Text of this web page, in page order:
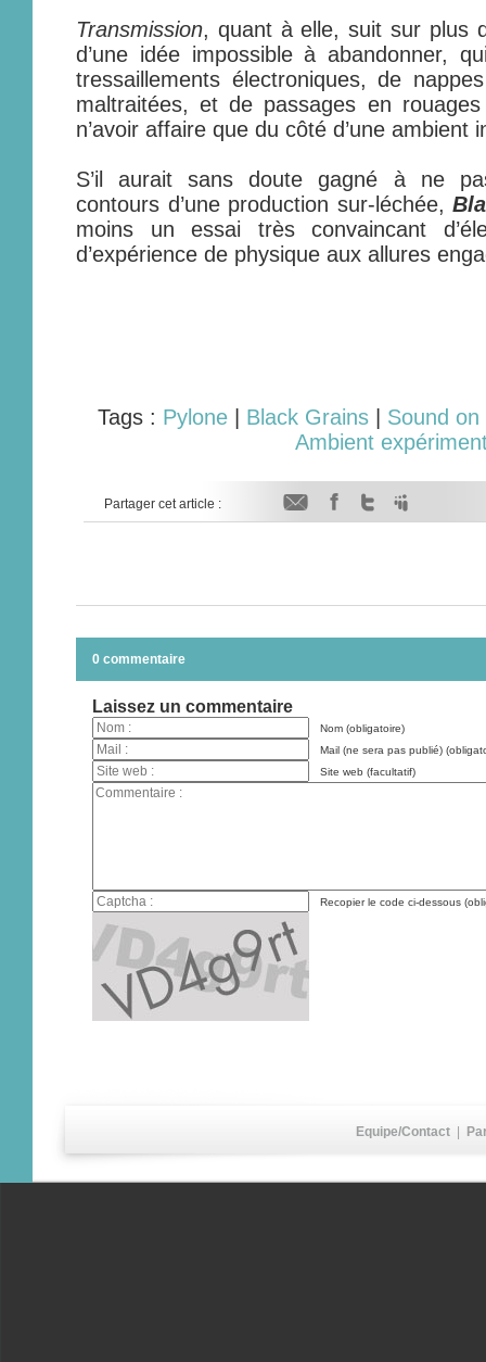
Transmission, quant à elle, suit sur plus
d’une idée impossible à abandonner,
tressaillements électroniques, de
maltraitées, et de passages en
n’avoir affaire que du côté d’une ambient
S’il aurait sans doute gagné à ne
contours d’une production sur-léchée,
moins un essai très convaincant
d’expérience de physique aux allures
Tags : Pylone| Black Grains| Sound
Ambient
Partager cet article :
0 commentaire
Laissez un commentaire
Nom (obligatoire)
Mail (ne sera pas publié)
Site web (facultatif)
Recopier le code ci-dessous
Equipe/Contact